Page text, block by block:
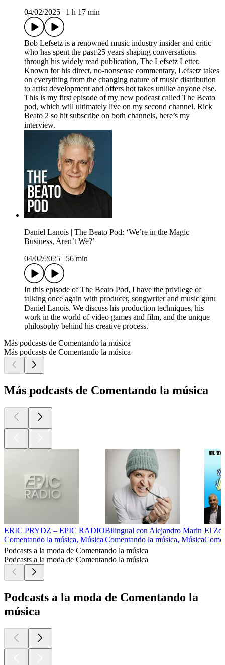
04/02/2025
1 h 17 min
Bob Lefsetz is a renowned music industry insider and critic
who has spent the past 25 years shaping conversations
through his widely read publication, The Lefsetz Letter.
Known for his direct, no-nonsense commentary, Lefsetz takes
on everything from the changing nature of music distribution
to artist development and offers hot takes unlike anyone else.
This is my first episode of my new podcast called The Beato
pod, which will ultimately live on my second channel. Rick
Beato 2 so hit subscribe on both channels, here’s my
interview.
Daniel Lanois | The Beato Pod: ‘We’re in the Magic
Business, Aren’t We?’
04/02/2025
56 min
In this episode of The Beato Pod, I have the privilege of
talking once again with producer, songwriter and music guru
Daniel Lanois. We discuss his production techniques, his
work in the world of video games and film, and the unique
philosophy behind his creative process.
Más podcasts de Comentando la música
Más podcasts de Comentando la música
Más podcasts de Comentando la música
ERIC PRYDZ – EPIC RADIO
Comentando la música, Música
Bilingual con Alejandro Marin
Comentando la música, Música
El
Podcasts a la moda de Comentando la música
Podcasts a la moda de Comentando la música
Podcasts a la moda de Comentando la
música